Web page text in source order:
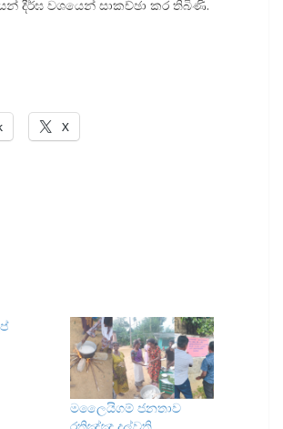
දීර්ඝ වශයෙන් සාකච්ඡා කර තිබිණි.
X
මලෛයිගම් ජනතාව